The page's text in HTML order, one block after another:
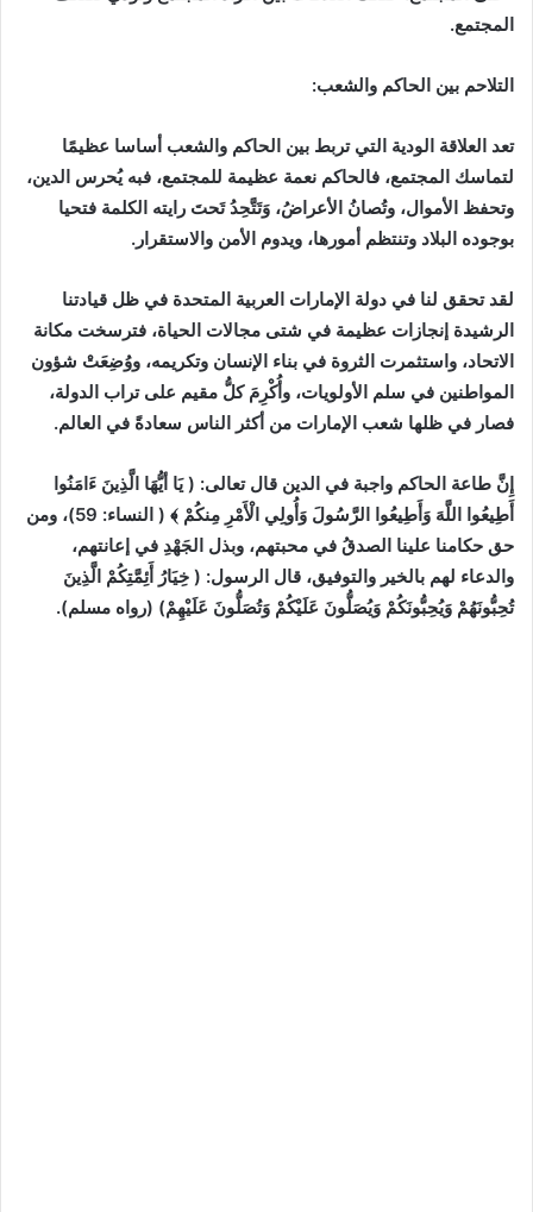
المجتمع.
التلاحم بين الحاكم والشعب:
تعد العلاقة الودية التي تربط بين الحاكم والشعب أساسا عظيمًا
لتماسك المجتمع، فالحاكم نعمة عظيمة للمجتمع، فبه يُحرس الدين،
وتحفظ الأموال، وتُصانُ الأعراضُ، وَتَتَّحِدُ تَحتَ رايته الكلمة فتحيا
بوجوده البلاد وتنتظم أمورها، ويدوم الأمن والاستقرار.
لقد تحقق لنا في دولة الإمارات العربية المتحدة في ظل قيادتنا
الرشيدة إنجازات عظيمة في شتى مجالات الحياة، فترسخت مكانة
الاتحاد، واستثمرت الثروة في بناء الإنسان وتكريمه، ووُضِعَتْ شؤون
المواطنين في سلم الأولويات، وأُكْرِمَ كلُّ مقيم على تراب الدولة،
فصار في ظلها شعب الإمارات من أكثر الناس سعادةً في العالم.
إِنَّ طاعة الحاكم واجبة في الدين قال تعالى: ( يَا أيُّهَا الَّذِينَ ءَامَنُوا
أَطِيعُوا اللَّهَ وَأَطِيعُوا الرَّسُولَ وَأُولِي الْأَمْرِ مِنكُمْ ﴾ ( النساء: 59)، ومن
حق حكامنا علينا الصدقُ في محبتهم، وبذل الجَهْدِ في إعانتهم،
والدعاء لهم بالخير والتوفيق، قال الرسول: ( خِيَارُ أَئِمَّتِكُمْ الَّذِينَ
تُحِبُّونَهُمْ وَيُحِبُّونَكُمْ وَيُصَلُّونَ عَلَيْكُمْ وَتُصَلُّونَ عَلَيْهِمْ) (رواه مسلم).